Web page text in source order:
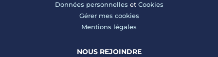
Données personnelles et Cookies
Gérer mes cookies
Mentions légales
NOUS REJOINDRE